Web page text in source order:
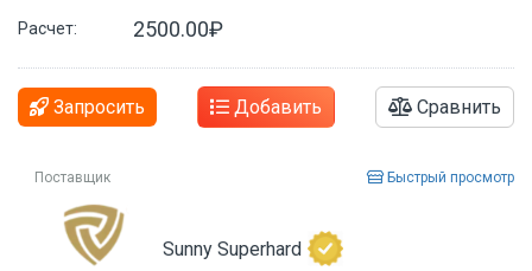
Расчет: 2500.00₽
Запросить Добавить Сравнить
Поставщик Быстрый просмотр
Sunny Superhard